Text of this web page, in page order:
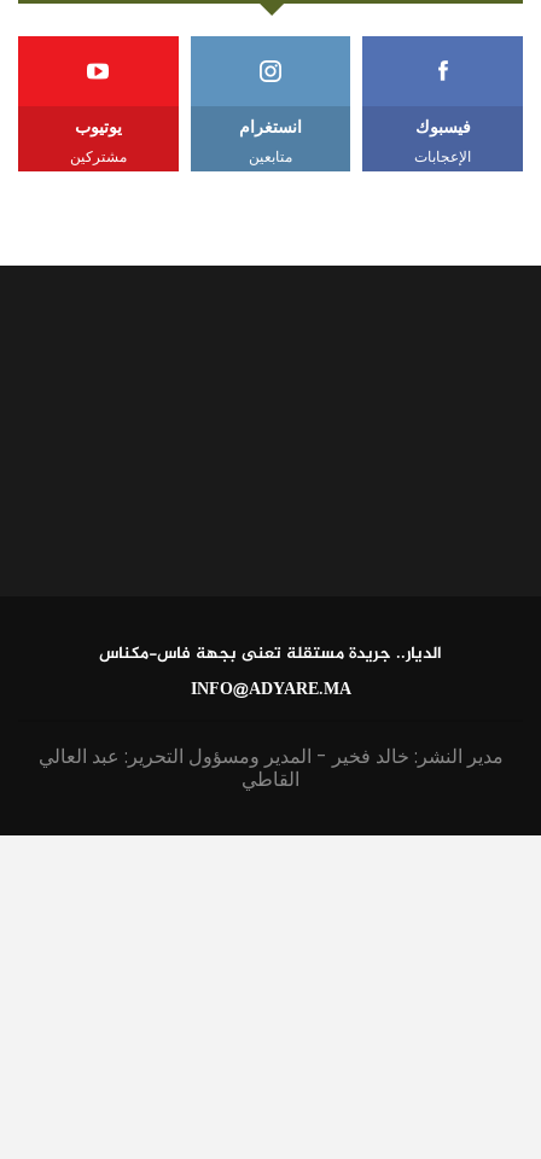
فيسبوك
الإعجابات
انستغرام
متابعين
يوتيوب
مشتركين
الديار.. جريدة مستقلة تعنى بجهة فاس-مكناس
INFO@ADYARE.MA
مدير النشر: خالد فخير - المدير ومسؤول التحرير: عبد العالي
القاطي